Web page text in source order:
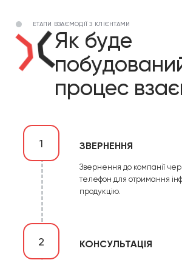
ЕТАПИ ВЗАЄМОДІЇ З КЛІЄНТАМИ
Як буде
процес
1 ЗВЕРНЕННЯ
Звернення до компанії
телефон для отримання
продукцію.
2 КОНСУЛЬТАЦІЯ